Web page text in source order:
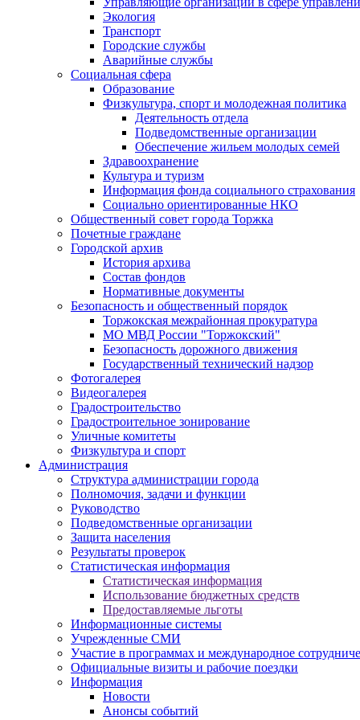
Экология
Транспорт
Городские службы
Аварийные службы
Социальная сфера
Образование
Физкультура, спорт и молодежная политика
Деятельность отдела
Подведомственные организации
Обеспечение жильем молодых семей
Здравоохранение
Культура и туризм
Информация фонда социального страхования
Социально ориентированные НКО
Общественный совет города Торжка
Почетные граждане
Городской архив
История архива
Состав фондов
Нормативные документы
Безопасность и общественный порядок
Торжокская межрайонная прокуратура
МО МВД России "Торжокский"
Безопасность дорожного движения
Государственный технический надзор
Фотогалерея
Видеогалерея
Градостроительство
Градостроительное зонирование
Уличные комитеты
Физкультура и спорт
Администрация
Структура администрации города
Полномочия, задачи и функции
Руководство
Подведомственные организации
Защита населения
Результаты проверок
Статистическая информация
Статистическая информация
Использование бюджетных средств
Предоставляемые льготы
Информационные системы
Учрежденные СМИ
Участие в программах и международное
Официальные визиты и рабочие поездки
Информация
Новости
Анонсы событий